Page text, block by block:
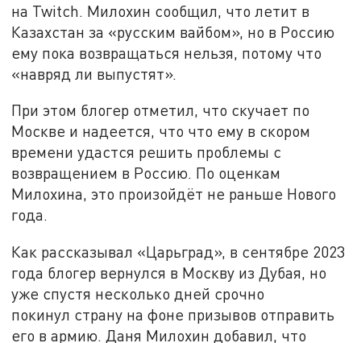
на Twitch. Милохин сообщил, что летит в
Казахстан за «русским вайбом», но в Россию
ему пока возвращаться нельзя, потому что
«навряд ли выпустят».
При этом блогер отметил, что скучает по
Москве и надеется, что что ему в скором
времени удастся решить проблемы с
возвращением в Россию. По оценкам
Милохина, это произойдёт не раньше Нового
года.
Как рассказывал «Царьград», в сентябре 2023
года блогер вернулся в Москву из Дубая, но
уже спустя несколько дней срочно
покинул страну на фоне призывов отправить
его в армию. Даня Милохин добавил, что